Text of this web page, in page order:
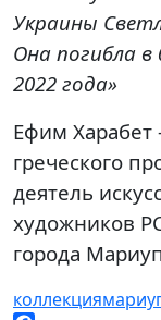
Украины
Она погибла в
2022 года»
Ефим Харабет
греческого
деятель
художников
города
коллекция